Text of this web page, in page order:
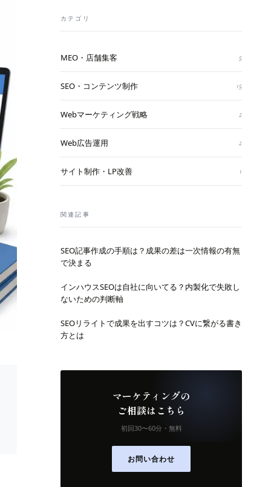
カテゴリ
MEO・店舗集客 5
SEO・コンテンツ制作 15
Webマーケティング戦略 2
Web広告運用 2
サイト制作・LP改善 1
関連記事
SEO記事作成の手順は？成果の差は一次情報の有無
で決まる
インハウスSEOは自社に向いてる？内製化で失敗し
ないための判断軸
SEOリライトで成果を出すコツは？CVに繋がる書き
方とは
マーケティングの
ご相談はこちら
初回30〜60分・無料
お問い合わせ